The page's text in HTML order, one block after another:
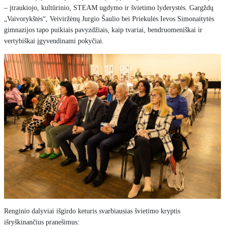
– įtraukiojo, kultūrinio, STEAM ugdymo ir švietimo lyderystės. Gargždų
„Vaivorykštės“, Veiviržėnų Jurgio Šaulio bei Priekulės Ievos Simonaitytės
gimnazijos tapo puikiais pavyzdžiais, kaip tvariai, bendruomeniškai ir
vertybiškai įgyvendinami pokyčiai.
Renginio dalyviai išgirdo keturis svarbiausias švietimo kryptis
išryškinančius pranešimus: